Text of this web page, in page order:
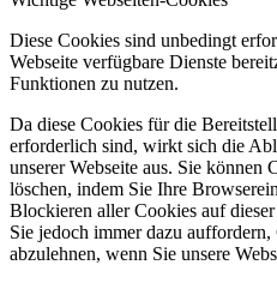
Diese Cookies sind unbedingt
Webseite verfügbare Dienste
Funktionen zu nutzen.
Da diese Cookies für die
erforderlich sind, wirkt sich die
unserer Webseite aus. Sie können
löschen, indem Sie Ihre
Blockieren aller Cookies auf
Sie jedoch immer dazu
abzulehnen, wenn Sie unsere